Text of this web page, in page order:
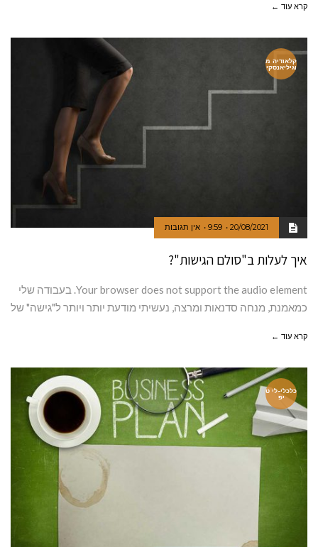
קרא עוד ←
קלאודיה מ
וגיליאנסקי
20/08/2021
9:59 אין תגובות
איך לעלות ב"סולם הגישות"?
Your browser does not support the audio element. בעבודה שלי
כמאמנת, מנחה סדנאות ומרצה, נעשיתי מודעת יותר ויותר ל"גישה" של
קרא עוד ←
כלכלי-לי ט
יפ